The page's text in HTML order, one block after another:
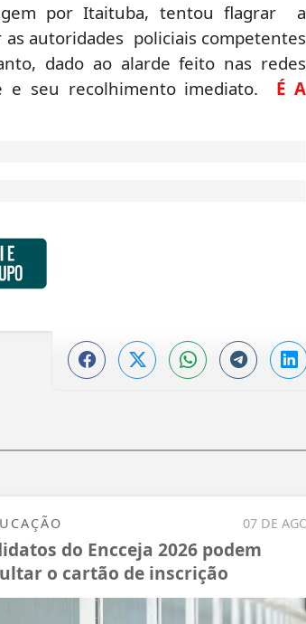
por Itaituba, tentou flagrar a
autoridades policiais competentes
dado ao alarde feito nas redes
e seu recolhimento imediato. É A
07 DE
do Encceja 2026 podem
o cartão de inscrição